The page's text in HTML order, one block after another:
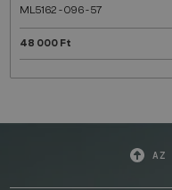
ML5162 - 096 - 57
48 000 Ft
AZ